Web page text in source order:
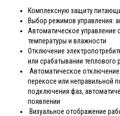
Комплексную защиту
Выбор режимов управления:
Автоматическое управление
температуры и влажности
Отключение
или срабатывании теплового
Автоматическое
перекосе или неправильной
подключения фаз,
появлении
Визуальное отображение